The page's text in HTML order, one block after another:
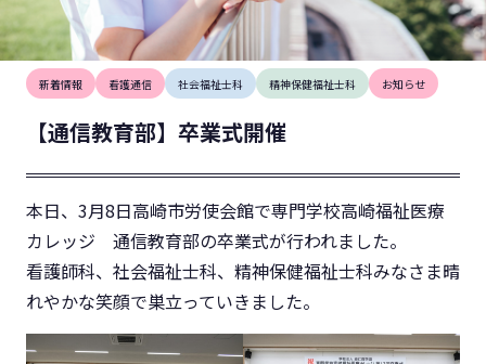
2026.3.8
新着情報 看護通信 社会福祉士科 精神保健福祉士科 お知らせ
【通信教育部】卒業式開催
本日、3月8日高崎市労使会館で専門学校高崎福祉医療
カレッジ 通信教育部の卒業式が行われました。
看護師科、社会福祉士科、精神保健福祉士科みなさま晴
れやかな笑顔で巣立っていきました。